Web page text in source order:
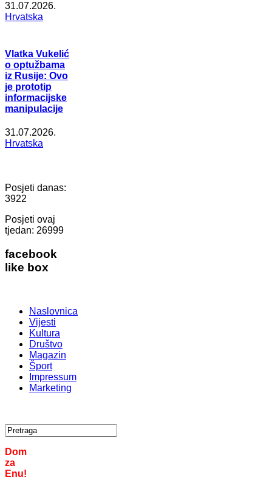
31.07.2026.
Hrvatska
Vlatka Vukelić
o optužbama
iz Rusije: Ovo
je prototip
informacijske
manipulacije
31.07.2026.
Hrvatska
Posjeti danas:
3922
Posjeti ovaj
tjedan: 26999
facebook
like box
Naslovnica
Vijesti
Kultura
Društvo
Magazin
Šport
Impressum
Marketing
Dom
za
Enu!